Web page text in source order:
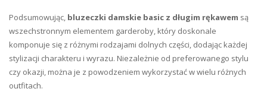
Podsumowując, bluzeczki damskie basic z długim rękawem są
wszechstronnym elementem garderoby, który doskonale
komponuje się z różnymi rodzajami dolnych części, dodając każdej
stylizacji charakteru i wyrazu. Niezależnie od preferowanego stylu
czy okazji, można je z powodzeniem wykorzystać w wielu różnych
outfitach.